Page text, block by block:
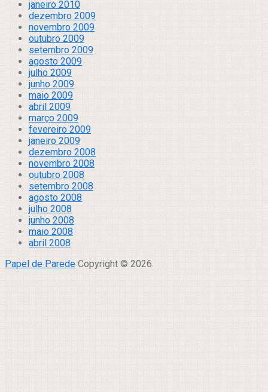
janeiro 2010
dezembro 2009
novembro 2009
outubro 2009
setembro 2009
agosto 2009
julho 2009
junho 2009
maio 2009
abril 2009
março 2009
fevereiro 2009
janeiro 2009
dezembro 2008
novembro 2008
outubro 2008
setembro 2008
agosto 2008
julho 2008
junho 2008
maio 2008
abril 2008
Papel de Parede Copyright © 2026.